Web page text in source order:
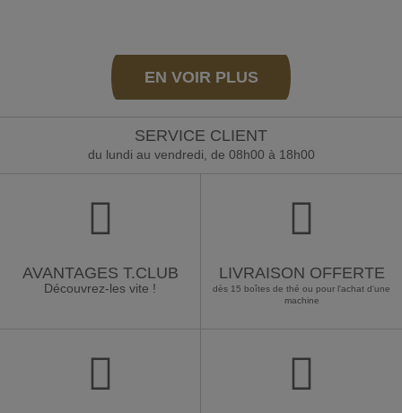
EN VOIR PLUS
SERVICE CLIENT
du lundi au vendredi, de 08h00 à 18h00
AVANTAGES T.CLUB
Découvrez-les vite !
LIVRAISON OFFERTE
dès 15 boîtes de thé ou pour l'achat d'une
machine